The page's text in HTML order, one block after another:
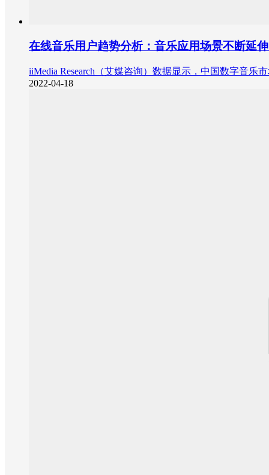
在线音乐用户趋势分析：音乐应用场景不断延
iiMedia Research（艾媒咨询）数据显示，中国数字音乐
2022-04-18